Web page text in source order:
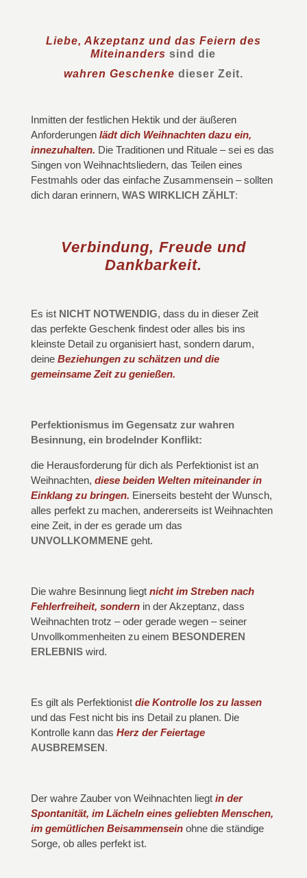
Liebe, Akzeptanz und das Feiern des
Miteinanderssind die
wahren Geschenke dieser Zeit.
Inmitten der festlichen Hektik und der äußeren
Anforderungen lädt dich Weihnachten dazu ein,
innezuhalten. Die Traditionen und Rituale – sei es das
Singen von Weihnachtsliedern, das Teilen eines
Festmahls oder das einfache Zusammensein – sollten
dich daran erinnern, WAS WIRKLICH ZÄHLT:
Verbindung, Freude und
Dankbarkeit.
Es ist NICHT NOTWENDIG, dass du in dieser Zeit
das perfekte Geschenk findest oder alles bis ins
kleinste Detail zu organisiert hast, sondern darum,
deine Beziehungen zu schätzen und die
gemeinsame Zeit zu genießen.
Perfektionismus im Gegensatz zur wahren
Besinnung, ein brodelnder Konflikt:
die Herausforderung für dich als Perfektionist ist an
Weihnachten, diese beiden Welten miteinander in
Einklang zu bringen. Einerseits besteht der Wunsch,
alles perfekt zu machen, andererseits ist Weihnachten
eine Zeit, in der es gerade um das
UNVOLLKOMMENEgeht.
Die wahre Besinnung liegtnicht im Streben nach
Fehlerfreiheit, sondernin der Akzeptanz, dass
Weihnachten trotz – oder gerade wegen – seiner
Unvollkommenheiten zu einem BESONDEREN
ERLEBNISwird.
Es gilt als Perfektionist die Kontrolle los zu lassen
und das Fest nicht bis ins Detail zu planen. Die
Kontrolle kann das Herz der Feiertage
AUSBREMSEN.
Der wahre Zauber von Weihnachten liegtinder
Spontanität, im Lächeln eines geliebten Menschen,
im gemütlichen Beisammenseinohne die ständige
Sorge, ob alles perfekt ist.